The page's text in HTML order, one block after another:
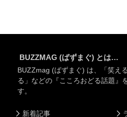
BUZZMAG (ばずまぐ) とは…
BUZZmag (ばずまぐ) は、「笑え
る」などの『こころおどる話題』
す。
新着記事